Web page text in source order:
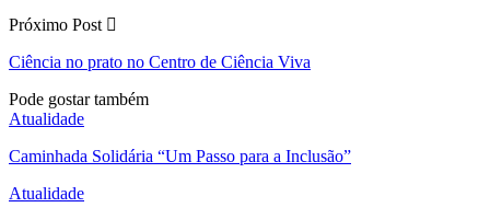
Próximo Post
Ciência no prato no Centro de Ciência Viva
Pode gostar também
Atualidade
Caminhada Solidária “Um Passo para a Inclusão”
Atualidade